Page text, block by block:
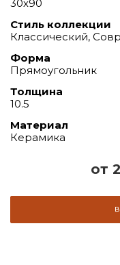
от
30х90
Стиль коллекции
Классический,
Форма
Прямоугольник
Толщина
10.5
Материал
Керамика